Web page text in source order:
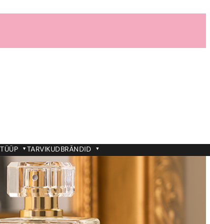
TÜÜP TARVIKUD BRÄNDID